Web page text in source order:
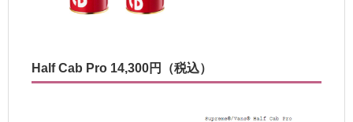
Half Cab Pro 14,300円（税込）